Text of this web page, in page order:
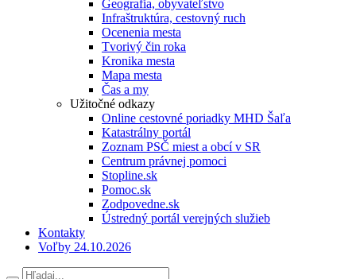
Geografia, obyvateľstvo
Infraštruktúra, cestovný ruch
Ocenenia mesta
Tvorivý čin roka
Kronika mesta
Mapa mesta
Čas a my
Užitočné odkazy
Online cestovné poriadky MHD Šaľa
Katastrálny portál
Zoznam PSČ miest a obcí v SR
Centrum právnej pomoci
Stopline.sk
Pomoc.sk
Zodpovedne.sk
Ústredný portál verejných služieb
Kontakty
Voľby 24.10.2026